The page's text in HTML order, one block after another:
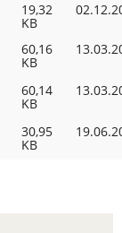
19,32
KB
60,16
KB
60,14
KB
30,95
KB